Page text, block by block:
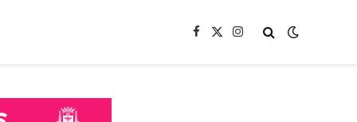
Facebook
X
Instagram